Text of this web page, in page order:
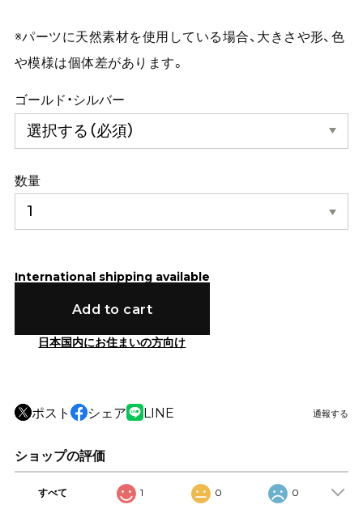
※パーツに天然素材を使用している場合、大きさや形、色
や模様は個体差があります。
ゴールド・シルバー
数量
International shipping available
Add to cart
日本国内にお住まいの方向け
ポスト シェア LINE 通報する
ショップの評価
すべて 1 0 0